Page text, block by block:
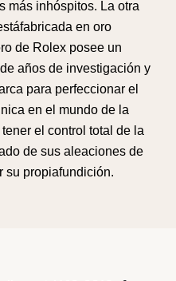
más inhóspitos. Laotra
fabricada enoro
de Rolex posee un
deaños de investigación y
para perfeccionar el
en el mundo de la
tener el control total de la
de susaleaciones de
su propiafundición.